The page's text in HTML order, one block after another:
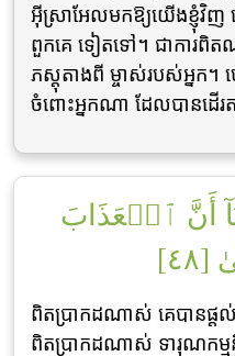
អ៊ីស្រាអែលមកឱ្យយើងខ្ញុំវិ
ពួកគេ ទៀតទៅ។ ជាការពិត
ភស្ដុតាងពី ម្ចាស់របស់អ្នក
ចំពោះអ្នកណា ដែលបានដើរ
أَنَّ ٱلۡعَذَابَ
ពិតប្រាកដណាស់ គេបានផ្ដ
ពិតប្រាកដណាស់ ទារុណកម្ម